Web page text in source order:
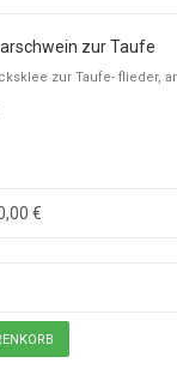
zur Taufe
zur Taufe- flieder,